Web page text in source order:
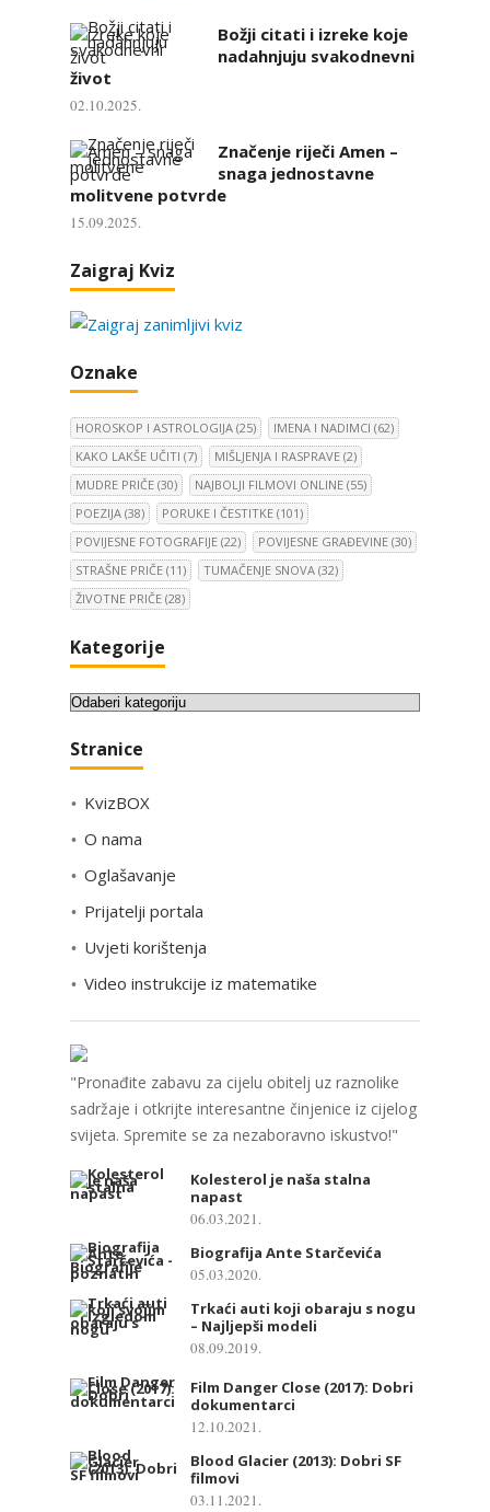
Božji citati i izreke koje
nadahnjuju svakodnevni
život
02.10.2025.
Značenje riječi Amen –
snaga jednostavne
molitvene potvrde
15.09.2025.
Zaigraj Kviz
Oznake
HOROSKOP I ASTROLOGIJA (25) IMENA I NADIMCI (62)
KAKO LAKŠE UČITI (7) MIŠLJENJA I RASPRAVE (2)
MUDRE PRIČE (30) NAJBOLJI FILMOVI ONLINE (55)
POEZIJA (38) PORUKE I ČESTITKE (101)
POVIJESNE FOTOGRAFIJE (22) POVIJESNE GRAĐEVINE (30)
STRAŠNE PRIČE (11) TUMAČENJE SNOVA (32)
ŽIVOTNE PRIČE (28)
Kategorije
K
t
g
i
j
Stranice
KvizBOX
O nama
Oglašavanje
Prijatelji portala
Uvjeti korištenja
Video instrukcije iz matematike
"Pronađite zabavu za cijelu obitelj uz raznolike
sadržaje i otkrijte interesantne činjenice iz cijelog
svijeta. Spremite se za nezaboravno iskustvo!"
Kolesterol je naša stalna
napast
06.03.2021.
Biografija Ante Starčevića
05.03.2020.
Trkaći auti koji obaraju s nogu
– Najljepši modeli
08.09.2019.
Film Danger Close (2017): Dobri
dokumentarci
12.10.2021.
Blood Glacier (2013): Dobri SF
filmovi
03.11.2021.